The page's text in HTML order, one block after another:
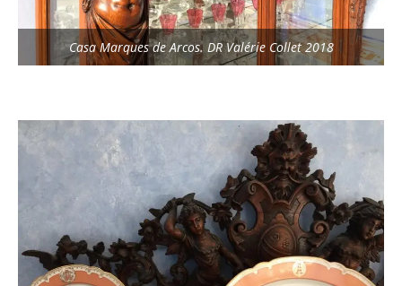
Casa Marques de Arcos. DR Valérie Collet 2018